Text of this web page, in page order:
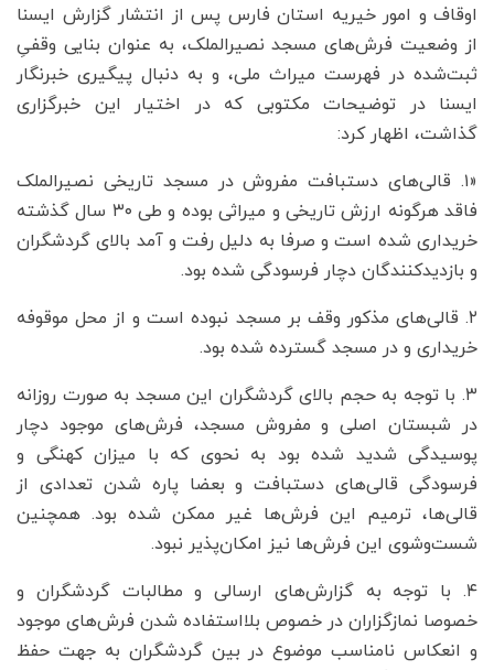
اوقاف و امور خیریه استان فارس پس از انتشار گزارش ایسنا
از وضعیت فرش‌های مسجد نصیرالملک، به عنوان بنایی وقفیِ
ثبت‌شده در فهرست میراث ملی، و به دنبال پیگیری خبرنگار
ایسنا در توضیحات مکتوبی که در اختیار این خبرگزاری
گذاشت، اظهار کرد:
«۱. قالی‌های دستبافت مفروش در مسجد تاریخی نصیرالملک
فاقد هرگونه ارزش تاریخی و میراثی بوده و طی ۳۰ سال گذشته
خریداری شده است و صرفا به دلیل رفت و آمد بالای گردشگران
و بازدیدکنندگان دچار فرسودگی شده بود.
۲. قالی‌های مذکور وقف بر مسجد نبوده است و از محل موقوفه
خریداری و در مسجد گسترده شده بود.
۳. با توجه به حجم بالای گردشگران این مسجد به صورت روزانه
در شبستان اصلی و مفروش مسجد، فرش‌های موجود دچار
پوسیدگی شدید شده بود به نحوی که با میزان کهنگی و
فرسودگی قالی‌های دستبافت و بعضا پاره شدن تعدادی از
قالی‌ها، ترمیم این فرش‌ها غیر ممکن شده بود. همچنین
شست‌وشوی این فرش‌ها نیز امکان‌پذیر نبود.
۴. با توجه به گزارش‌های ارسالی و مطالبات گردشگران و
خصوصا نمازگزاران در خصوص بلااستفاده شدن فرش‌های موجود
و انعکاس نامناسب موضوع در بین گردشگران به جهت حفظ